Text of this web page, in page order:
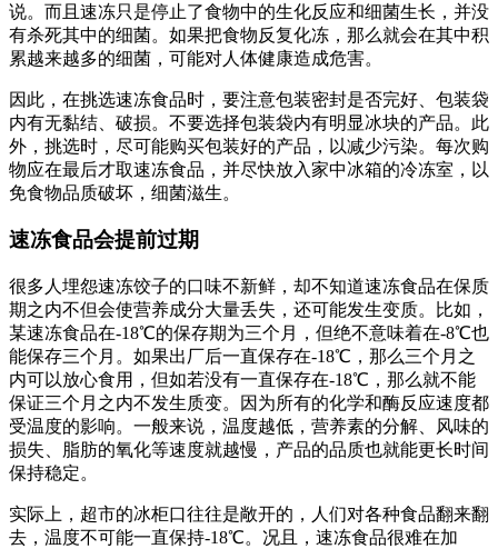
说。而且速冻只是停止了食物中的生化反应和细菌生长，并没
有杀死其中的细菌。如果把食物反复化冻，那么就会在其中积
累越来越多的细菌，可能对人体健康造成危害。
因此，在挑选速冻食品时，要注意包装密封是否完好、包装袋
内有无黏结、破损。不要选择包装袋内有明显冰块的产品。此
外，挑选时，尽可能购买包装好的产品，以减少污染。每次购
物应在最后才取速冻食品，并尽快放入家中冰箱的冷冻室，以
免食物品质破坏，细菌滋生。
速冻食品会提前过期
很多人埋怨速冻饺子的口味不新鲜，却不知道速冻食品在保质
期之内不但会使营养成分大量丢失，还可能发生变质。比如，
某速冻食品在-18℃的保存期为三个月，但绝不意味着在-8℃也
能保存三个月。如果出厂后一直保存在-18℃，那么三个月之
内可以放心食用，但如若没有一直保存在-18℃，那么就不能
保证三个月之内不发生质变。因为所有的化学和酶反应速度都
受温度的影响。一般来说，温度越低，营养素的分解、风味的
损失、脂肪的氧化等速度就越慢，产品的品质也就能更长时间
保持稳定。
实际上，超市的冰柜口往往是敞开的，人们对各种食品翻来翻
去，温度不可能一直保持-18℃。况且，速冻食品很难在加